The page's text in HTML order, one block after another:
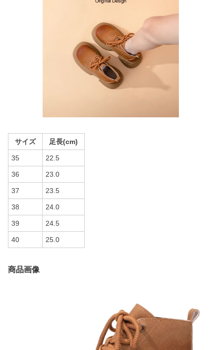
サイズ 足長(cm)
35 22.5
36 23.0
37 23.5
38 24.0
39 24.5
40 25.0
商品画像